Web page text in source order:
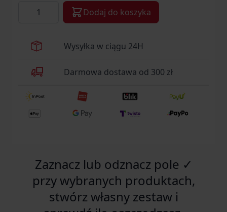
Dodaj do koszyka
Wysyłka w ciągu 24H
Darmowa dostawa od 300 zł
Zaznacz lub odznacz pole ✓
przy wybranych produktach,
stwórz własny zestaw i